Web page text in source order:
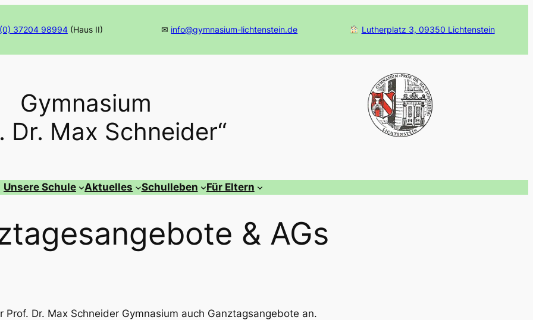
37204 98994(Haus II) ✉ info@gymnasium-lichtenstein.de Lutherplatz 3, 09350 Lichtenstein
Gymnasium
Dr. Max Schneider“
Unsere Schule Aktuelles Schulleben Für Eltern
& AGs
Dr. Max Schneider Gymnasium auch Ganztagsangebote an.